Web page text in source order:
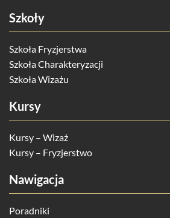
Szkoły
Szkoła Fryzjerstwa
Szkoła Charakteryzacji
Szkoła Wizażu
Kursy
Kursy – Wizaż
Kursy – Fryzjerstwo
Nawigacja
Poradniki